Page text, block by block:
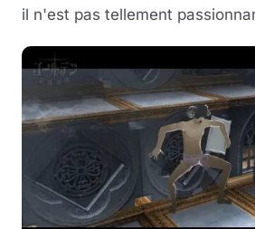
il n'est pas tellement